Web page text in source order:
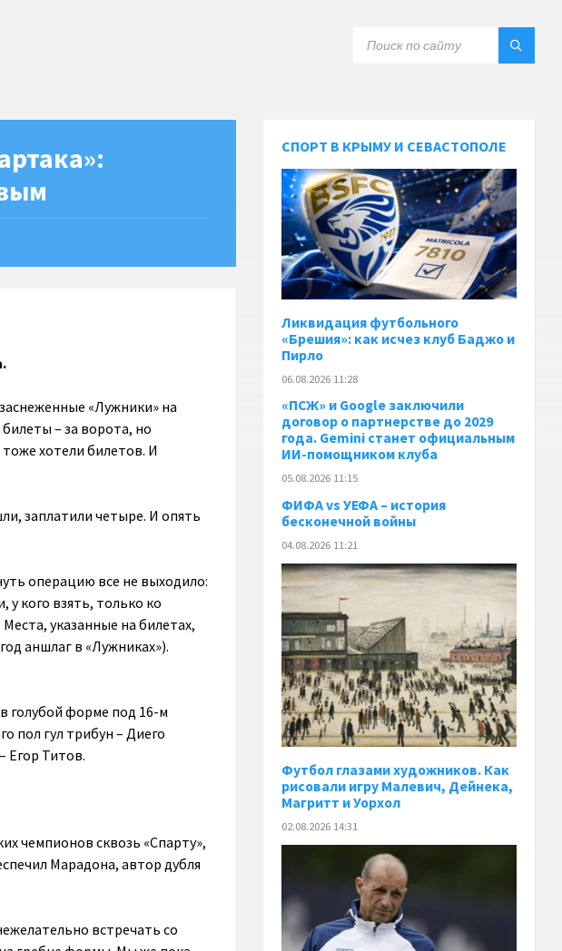
«Лужники» на
– за ворота, но
хотели билетов. И
заплатили четыре. И опять
операцию все не выходило:
кого взять, только ко
указанные на билетах,
аншлаг в «Лужниках»).
голубой форме под 16-м
пол гул трибун – Диего
Егор Титов.
чемпионов сквозь «Спарту»,
Марадона, автор дубля
встречать со
СПОРТ В КРЫМУ И СЕВАСТОПОЛЕ
Ликвидация футбольного
«Брешия»: как исчез клуб Баджо и
Пирло
06.08.2026 11:28
«ПСЖ» и Google заключили
договор о партнерстве до 2029
года. Gemini станет официальным
ИИ-помощником клуба
05.08.2026 11:15
ФИФА vs УЕФА – история
бесконечной войны
04.08.2026 11:21
Футбол глазами художников. Как
рисовали игру Малевич, Дейнека,
Магритт и Уорхол
02.08.2026 14:31